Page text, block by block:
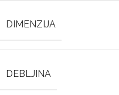
DIMENZIJA
DEBLJINA